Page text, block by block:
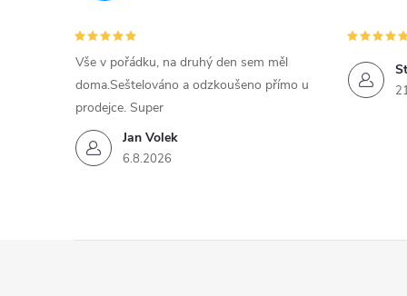
Jan Volek
6.8.2026
Vše v pořádku, na druhý den sem měl
doma.Seštelováno a odzkoušeno přímo u
prodejce. Super